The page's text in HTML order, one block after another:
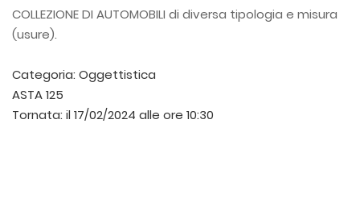
COLLEZIONE DI AUTOMOBILI di diversa tipologia e misura
(usure).
Categoria: Oggettistica
ASTA 125
Tornata: il 17/02/2024 alle ore 10:30